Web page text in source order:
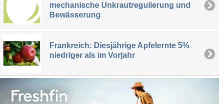
mechanische Unkrautregulierung und
Bewässerung
Frankreich: Diesjährige Apfelernte 5%
niedriger als im Vorjahr